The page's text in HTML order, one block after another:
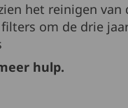
het reinigen
om de drie
hulp.